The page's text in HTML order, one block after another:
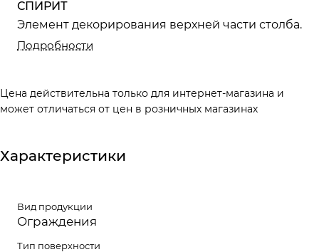
СПИРИТ
Элемент декорирования верхней части столба.
Подробности
Цена действительна только для интернет-магазина и
может отличаться от цен в розничных магазинах
Характеристики
Вид продукции
Ограждения
Тип поверхности